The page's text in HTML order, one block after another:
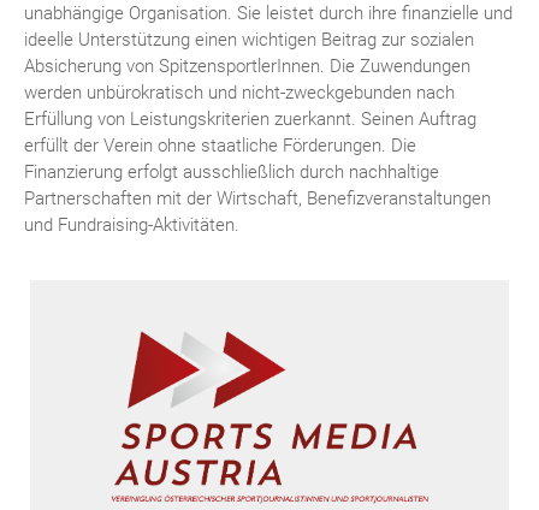
unabhängige Organisation. Sie leistet durch ihre finanzielle und
ideelle Unterstützung einen wichtigen Beitrag zur sozialen
Absicherung von SpitzensportlerInnen. Die Zuwendungen
werden unbürokratisch und nicht-zweckgebunden nach
Erfüllung von Leistungskriterien zuerkannt. Seinen Auftrag
erfüllt der Verein ohne staatliche Förderungen. Die
Finanzierung erfolgt ausschließlich durch nachhaltige
Partnerschaften mit der Wirtschaft, Benefizveranstaltungen
und Fundraising-Aktivitäten.